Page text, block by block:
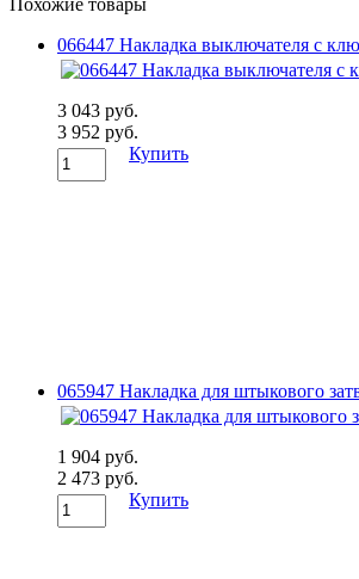
066447 Накладка выключателя с
3 043 руб.
3 952 руб.
Купить
065947 Накладка для штыкового
1 904 руб.
2 473 руб.
Купить